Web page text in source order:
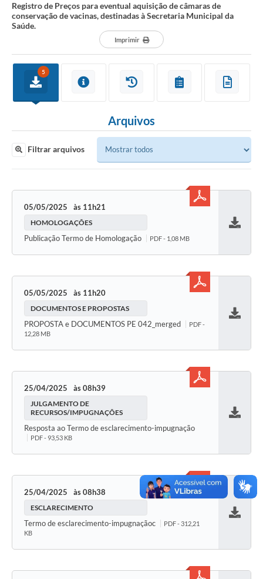
Registro de Preços para eventual aquisição de câmaras de
conservação de vacinas, destinadas à Secretaria Municipal da
Saúde.
Imprimir
5
Arquivos
Filtrar arquivos
05/05/2025 11h21
HOMOLOGAÇÕES
Publicação Termo de Homologação PDF - 1,08 MB
05/05/2025 11h20
DOCUMENTOS E PROPOSTAS
PROPOSTA e DOCUMENTOS PE 042_merged
PDF -
12,28 MB
25/04/2025 08h39
JULGAMENTO DE
RECURSOS/IMPUGNAÇÕES
Resposta ao Termo de esclarecimento-impugnação
PDF - 93,53 KB
25/04/2025 08h38
ESCLARECIMENTO
Termo de esclarecimento-impugnaçãoc
PDF - 312,21
KB